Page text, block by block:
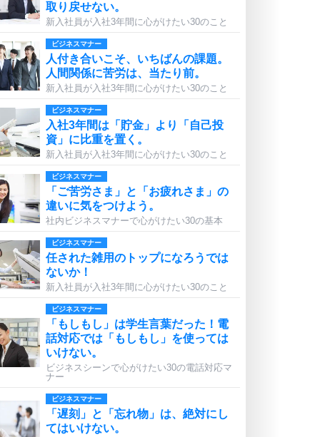
取り戻せない。
新入社員が入社3年間に心がけたい30のこと
ビジネスマナー
人付き合いこそ、いちばんの課題。
人間関係に苦労は、当たり前。
新入社員が入社3年間に心がけたい30のこと
ビジネスマナー
入社3年間は「貯金」より「自己投
資」に比重を置く。
新入社員が入社3年間に心がけたい30のこと
ビジネスマナー
「ご苦労さま」と「お疲れさま」の
違いに気をつけよう。
社内ビジネスマナーで心がけたい30の基本
ビジネスマナー
任された雑用のトップになろうでは
ないか！
新入社員が入社3年間に心がけたい30のこと
ビジネスマナー
「もしもし」は学生言葉だった！電
話対応では「もしもし」を使っては
いけない。
ビジネスシーンで心がけたい30の電話対応マ
ナー
ビジネスマナー
「遅刻」と「忘れ物」は、絶対にし
てはいけない。